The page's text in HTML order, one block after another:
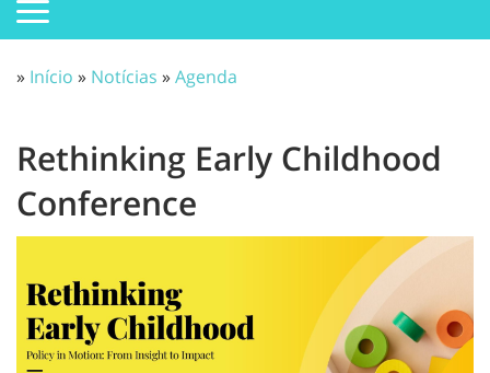
» Início » Notícias »Agenda
Rethinking Early Childhood
Conference